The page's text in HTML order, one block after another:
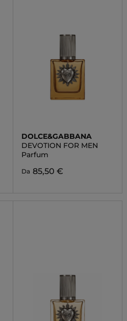
DOLCE&GABBANA
DEVOTION FOR MEN
Parfum
Da 85,50 €